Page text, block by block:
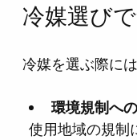
冷媒選び
冷媒を選ぶ際に
環境規制へ
使用地域の規